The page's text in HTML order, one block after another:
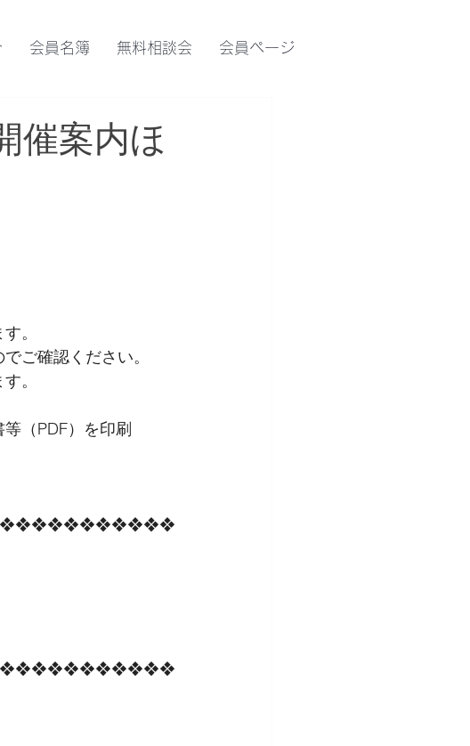
会員名簿 無料相談会 会員ページ
催案内ほ
。
ご確認ください。
。
（PDF）を印刷